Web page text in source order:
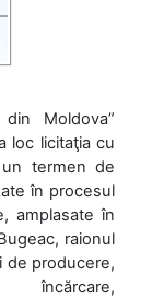
Moldova”
loc licitaţia cu
termen de
în procesul
amplasate în
raionul
de producere,